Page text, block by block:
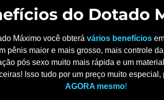
do Dotado
Máximo você obterá vários benefícios
pênis maior e mais grosso, mais controle
pós sexo muito mais rápida e um
Isso tudo por um preço muito
AGORA mesmo!